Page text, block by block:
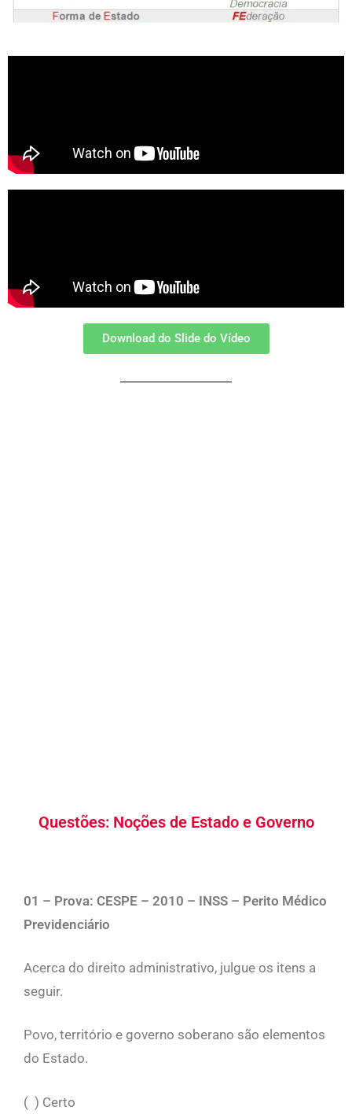
Download do Slide do Vídeo
Questões: Noções de Estado e Governo
01 – Prova: CESPE – 2010 – INSS – Perito Médico
Previdenciário
Acerca do direito administrativo, julgue os itens a
seguir.
Povo, território e governo soberano são elementos
do Estado.
( ) Certo